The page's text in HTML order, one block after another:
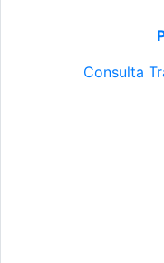
Consulta